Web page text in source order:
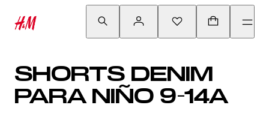
SHORTS DENIM
PARA NIÑO 9-14A